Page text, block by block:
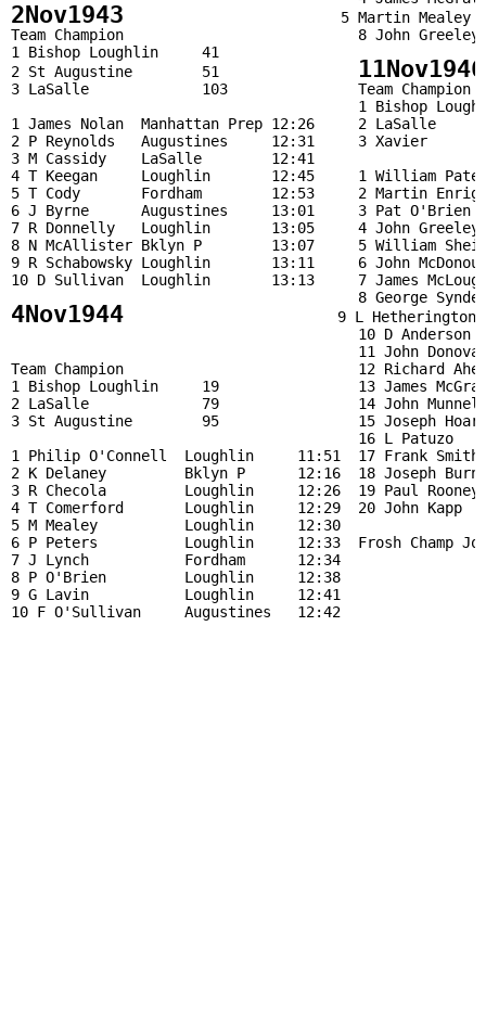
2Nov1943 5 Martin Mealey
Team Champion                           8 John
1 Bishop Loughlin     41
2 St Augustine        51
3 LaSalle             103               Team
1 Bishop
1 James Nolan  Manhattan Prep 12:26     2 LaSalle
2 P Reynolds   Augustines     12:31     3 Xavier
3 M Cassidy    LaSalle        12:41
4 T Keegan     Loughlin       12:45     1 William
5 T Cody       Fordham        12:53     2 Martin
6 J Byrne      Augustines     13:01     3 Pat
7 R Donnelly   Loughlin       13:05     4 John
8 N McAllister Bklyn P        13:07     5 William
9 R Schabowsky Loughlin       13:11     6 John
10 D Sullivan  Loughlin       13:13     7 James
4Nov1944
9 L Hetherington
10 D Anderson     Fordham
11 John Donovan   St Francis
Team Champion                           12 Richard
1 Bishop Loughlin     19                13 James
2 LaSalle             79                14 John
3 St Augustine        95
16 L Patuzo       LaSalle
1 Philip O'Connell  Loughlin     11:51  17
2 K Delaney         Bklyn P      12:16  18 Joseph
3 R Checola         Loughlin     12:26  19 Paul
4 T Comerford       Loughlin     12:29  20 John
5 M Mealey          Loughlin     12:30
6 P Peters          Loughlin     12:33  Frosh Champ
7 J Lynch           Fordham      12:34
8 P O'Brien         Loughlin     12:38
9 G Lavin           Loughlin     12:41
10 F O'Sullivan     Augustines   12:42